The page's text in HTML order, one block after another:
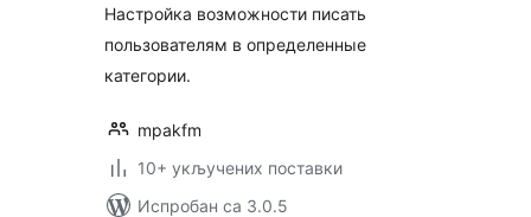
Настройка возможности писать
пользователям в определенные
категории.
mpakfm
10+ укључених поставки
Испробан са 3.0.5